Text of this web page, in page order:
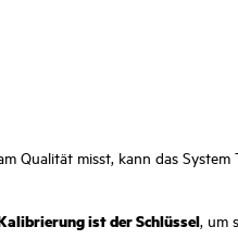
Qualität misst, kann das System
ist der Schlüssel, um